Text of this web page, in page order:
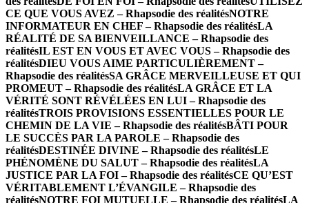
CE QUE VOUS AVEZ – Rhapsodie des réalitésNOTRE
INFORMATEUR EN CHEF – Rhapsodie des réalitésLA
RÉALITÉ DE SA BIENVEILLANCE – Rhapsodie des
réalitésIL EST EN VOUS ET AVEC VOUS – Rhapsodie des
réalitésDIEU VOUS AIME PARTICULIÈREMENT –
Rhapsodie des réalitésSA GRÂCE MERVEILLEUSE ET QUI
PROMEUT – Rhapsodie des réalitésLA GRÂCE ET LA
VÉRITÉ SONT RÉVÉLÉES EN LUI – Rhapsodie des
réalitésTROIS PROVISIONS ESSENTIELLES POUR LE
CHEMIN DE LA VIE – Rhapsodie des réalitésBÂTI POUR
LE SUCCÈS PAR LA PAROLE – Rhapsodie des
réalitésDESTINÉE DIVINE – Rhapsodie des réalitésLE
PHÉNOMÈNE DU SALUT – Rhapsodie des réalitésLA
JUSTICE PAR LA FOI – Rhapsodie des réalitésCE QU’EST
VÉRITABLEMENT L’ÉVANGILE – Rhapsodie des
réalitésNOTRE FOI MUTUELLE – Rhapsodie des réalitésLA